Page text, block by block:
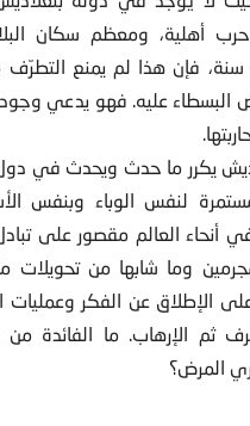
أهلية، ومعظم سكان
سنة، فإن هذا لم يمنع
البسطاء عليه. فهو يدعي وجود
يكرر ما حدث ويحدث في دول
لنفس الوباء وبنفس
أنحاء العالم مقصور على
وما شابها من تحويلات
الإطلاق عن الفكر وعمليات
ثم الإرهاب. ما الفائدة من
المرض؟